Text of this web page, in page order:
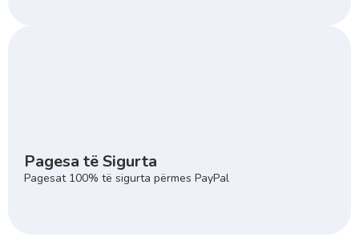
Pagesa të Sigurta
Pagesat 100% të sigurta përmes PayPal